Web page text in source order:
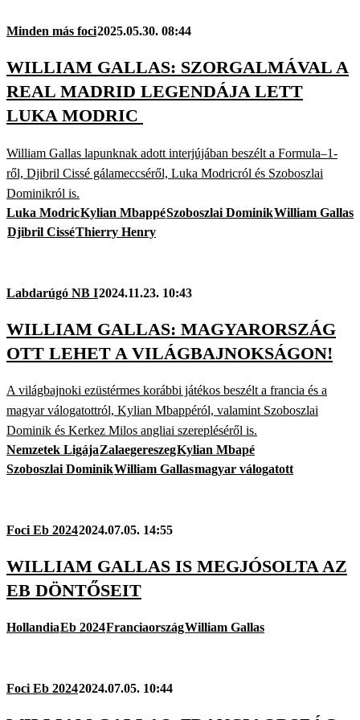
Minden más foci2025.05.30. 08:44
WILLIAM GALLAS: SZORGALMÁVAL A
REAL MADRID LEGENDÁJA LETT
LUKA MODRIC
William Gallas lapunknak adott interjújában beszélt a Formula–1-
ről, Djibril Cissé gálameccséről, Luka Modricról és Szoboszlai
Dominikról is.
Luka ModricKylian MbappéSzoboszlai DominikWilliam Gallas
Djibril CisséThierry Henry
Labdarúgó NB I2024.11.23. 10:43
WILLIAM GALLAS: MAGYARORSZÁG
OTT LEHET A VILÁGBAJNOKSÁGON!
A világbajnoki ezüstérmes korábbi játékos beszélt a francia és a
magyar válogatottról, Kylian Mbappéról, valamint Szoboszlai
Dominik és Kerkez Milos angliai szerepléséről is.
Nemzetek LigájaZalaegereszegKylian Mbapé
Szoboszlai DominikWilliam Gallasmagyar válogatott
Foci Eb 20242024.07.05. 14:55
WILLIAM GALLAS IS MEGJÓSOLTA AZ
EB DÖNTŐSEIT
HollandiaEb 2024FranciaországWilliam Gallas
Foci Eb 20242024.07.05. 10:44